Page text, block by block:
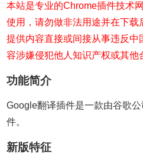
本站是专业的Chrome插件技术
使用，请勿做非法用途并在下
提供内容直接或间接从事违反
容涉嫌侵犯他人知识产权或其
功能简介
Google翻译插件是一款由谷歌
件。
新版特征